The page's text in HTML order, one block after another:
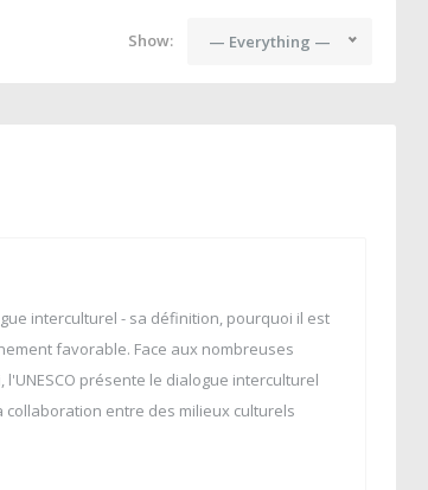
Show: — Everything —
interculturel - sa définition, pourquoi il est
favorable. Face aux nombreuses
présente le dialogue interculturel
entre des milieux culturels